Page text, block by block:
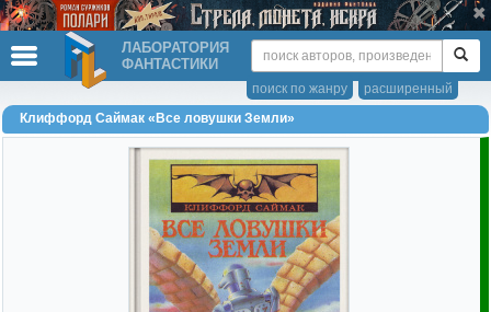
ЛАБОРАТОРИЯ
ФАНТАСТИКИ
расширенный
поиск по жанру
Клиффорд Саймак «Все ловушки Земли»